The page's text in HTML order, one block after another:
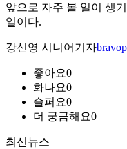
앞으로 자주 볼 일이 생
일이다.
강신영 시니어기자
좋아요0
화나요0
슬퍼요0
더 궁금해요0
최신뉴스